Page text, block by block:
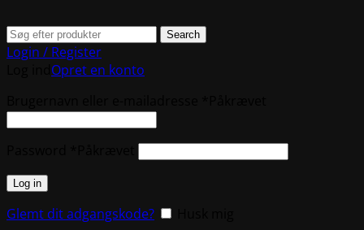
Search
Login / Register
Opret en konto
Log in
Glemt dit adgangskode?